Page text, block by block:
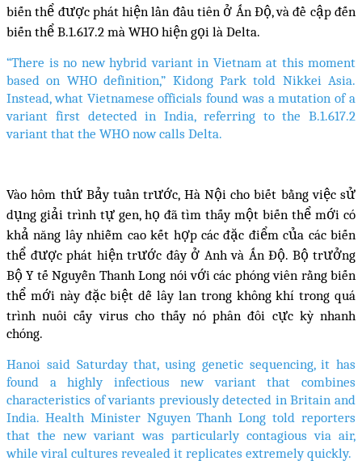
biến thể được phát hiện lần đầu tiên ở Ấn Độ, và đề cập đến
biến thể B.1.617.2 mà WHO hiện gọi là Delta.
“There is no new hybrid variant in Vietnam at this moment
based on WHO definition,” Kidong Park told Nikkei Asia.
Instead, what Vietnamese officials found was a mutation of a
variant first detected in India, referring to the B.1.617.2
variant that the WHO now calls Delta.
Vào hôm thứ Bảy tuần trước, Hà Nội cho biết bằng việc sử
dụng giải trình tự gen, họ đã tìm thấy một biến thể mới có
khả năng lây nhiễm cao kết hợp các đặc điểm của các biến
thể được phát hiện trước đây ở Anh và Ấn Độ. Bộ trưởng
Bộ Y tế Nguyễn Thanh Long nói với các phóng viên rằng biến
thể mới này đặc biệt dễ lây lan trong không khí trong quá
trình nuôi cấy virus cho thấy nó phân đôi cực kỳ nhanh
chóng.
Hanoi said Saturday that, using genetic sequencing, it has
found a highly infectious new variant that combines
characteristics of variants previously detected in Britain and
India. Health Minister Nguyen Thanh Long told reporters
that the new variant was particularly contagious via air,
while viral cultures revealed it replicates extremely quickly.